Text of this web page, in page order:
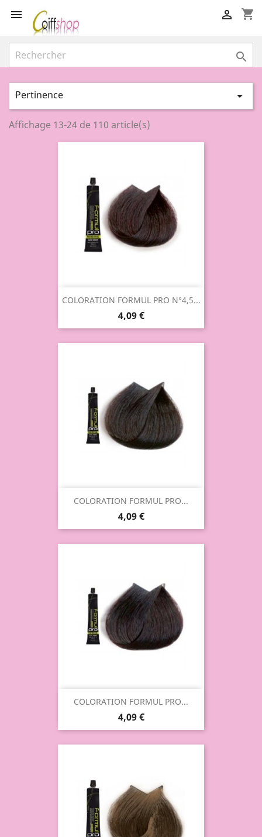
 shopping_cart


Pertinence 
Affichage 13-24 de 110 article(s)
COLORATION FORMUL PRO N°4,5...
4,09 €
COLORATION FORMUL PRO...
4,09 €
COLORATION FORMUL PRO...
4,09 €